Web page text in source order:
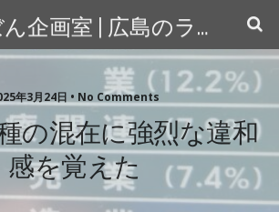
ぶるぼん企画室 | 広島のライター＆カメラマン
年3月24日 • No Comments
の混在に強烈な違和
感を覚えた